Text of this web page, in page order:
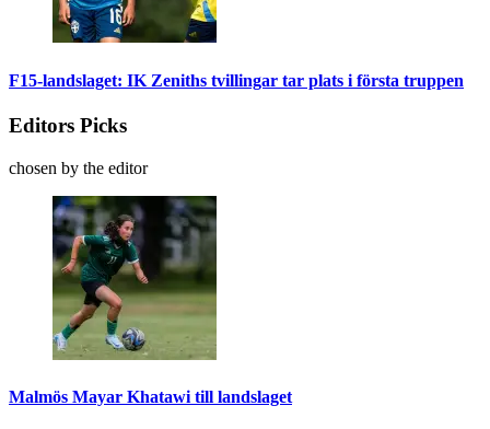
F15-landslaget: IK Zeniths tvillingar tar plats i första truppen
Editors Picks
chosen by the editor
Malmös Mayar Khatawi till landslaget